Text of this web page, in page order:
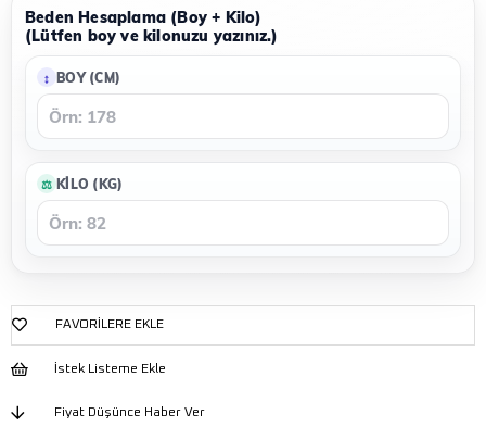
Beden Hesaplama (Boy + Kilo)
(Lütfen boy ve kilonuzu yazınız.)
BOY (CM)
KILO (KG)
FAVORILERE EKLE
İstek Listeme Ekle
Fiyat Düşünce Haber Ver